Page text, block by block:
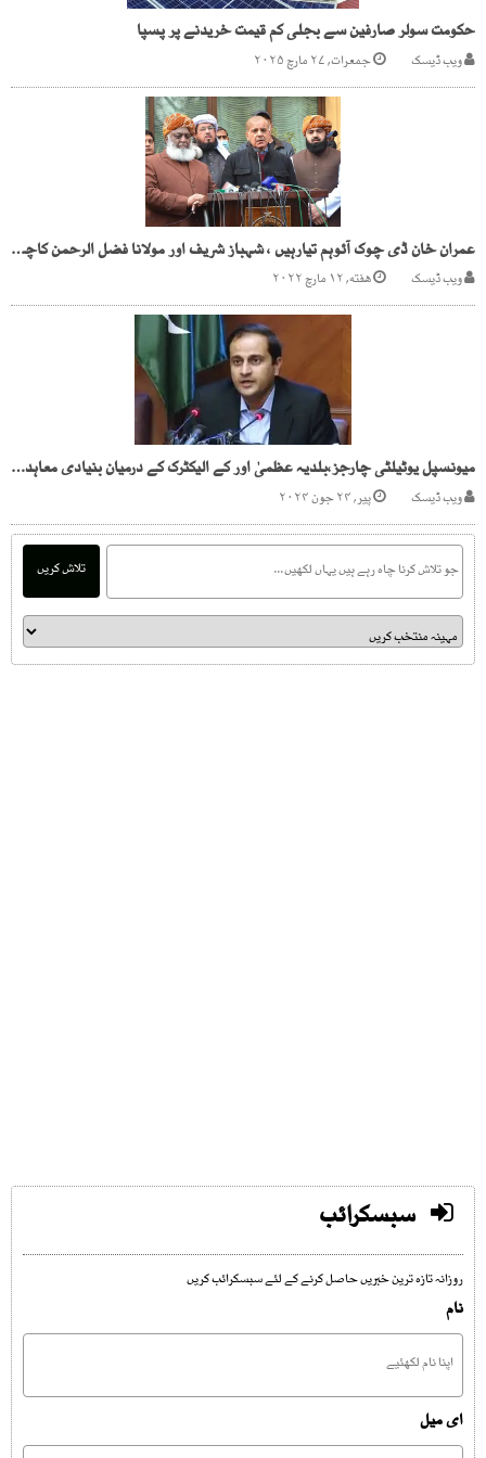
حکومت سولر صارفین سے بجلی کم قیمت خریدنے پر پسپا
ویب ڈیسک جمعرات, ۲۷ مارچ ۲۰۲۵
عمران خان ڈی چوک آئوہم تیارہیں ، شہباز شریف اور مولانا فضل الرحمن کاچیلنج
ویب ڈیسک هفته, ۱۲ مارچ ۲۰۲۲
میونسپل یوٹیلٹی چارجز،بلدیہ عظمیٰ اور کے الیکٹرک کے درمیان بنیادی معاہدہ طے
ویب ڈیسک پیر, ۲۴ جون ۲۰۲۴
تلاش کریں
سبسکرائب
روزانہ تازہ ترین خبریں حاصل کرنے کے لئے سبسکرائب کریں
نام
ای میل